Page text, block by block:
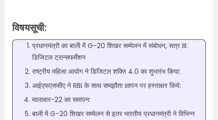
विषयसूची:
प्रधानमंत्री का बाली में G-20 शिखर सम्मेलन में संबोधन, सत्र III:
डिजिटल ट्रान्सफर्मेशन
राष्ट्रीय महिला आयोग ने डिजिटल शक्ति 4.0 का शुभारंभ किया:
आईएफएससीए ने RBI के साथ समझौता ज्ञापन पर हस्ताक्षर किये:
मालाबार-22 का समापन:
बाली में G-20 शिखर सम्मेलन से इतर भारतीय प्रधानमंत्री ने विभिन्न